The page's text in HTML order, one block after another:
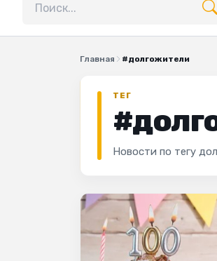
Поиск по сайту
Главная #долгожители
ТЕГ
Новости по тегу